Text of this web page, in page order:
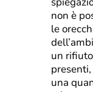
non è
le
un
una